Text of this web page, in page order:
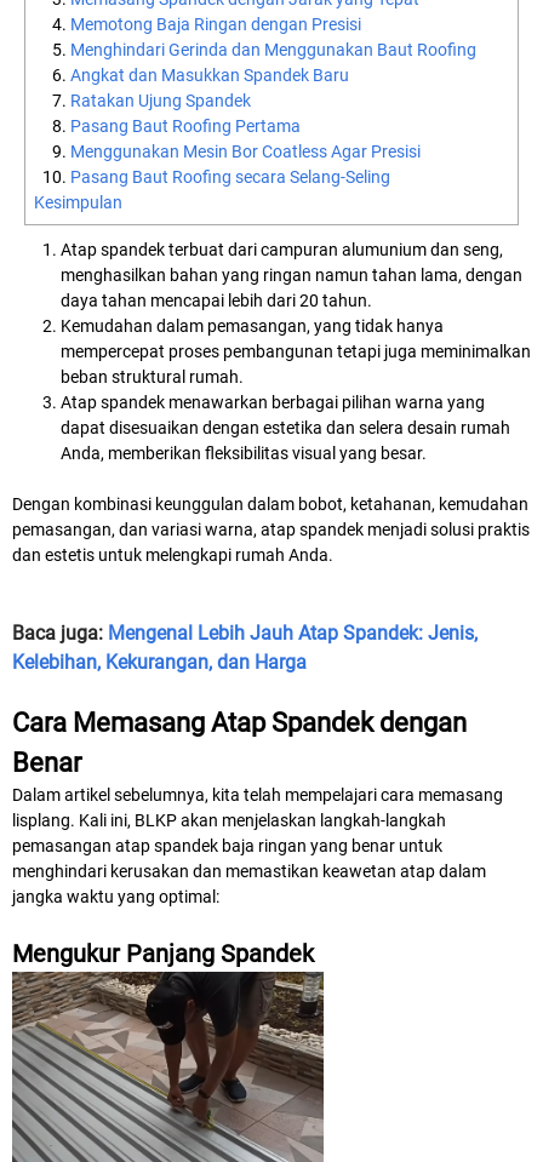
Memotong Baja Ringan dengan Presisi
Menghindari Gerinda dan Menggunakan Baut Roofing
Angkat dan Masukkan Spandek Baru
Ratakan Ujung Spandek
Pasang Baut Roofing Pertama
Menggunakan Mesin Bor Coatless Agar Presisi
Pasang Baut Roofing secara Selang-Seling
Kesimpulan
Atap spandek terbuat dari campuran alumunium dan seng,
menghasilkan bahan yang ringan namun tahan lama, dengan
daya tahan mencapai lebih dari 20 tahun.
Kemudahan dalam pemasangan, yang tidak hanya
mempercepat proses pembangunan tetapi juga meminimalkan
beban struktural rumah.
Atap spandek menawarkan berbagai pilihan warna yang
dapat disesuaikan dengan estetika dan selera desain rumah
Anda, memberikan fleksibilitas visual yang besar.
Dengan kombinasi keunggulan dalam bobot, ketahanan, kemudahan
pemasangan, dan variasi warna, atap spandek menjadi solusi praktis
dan estetis untuk melengkapi rumah Anda.
Baca juga: Mengenal Lebih Jauh Atap Spandek: Jenis,
Kelebihan, Kekurangan, dan Harga
Cara Memasang Atap Spandek dengan
Benar
Dalam artikel sebelumnya, kita telah mempelajari cara memasang
lisplang. Kali ini, BLKP akan menjelaskan langkah-langkah
pemasangan atap spandek baja ringan yang benar untuk
menghindari kerusakan dan memastikan keawetan atap dalam
jangka waktu yang optimal:
Mengukur Panjang Spandek